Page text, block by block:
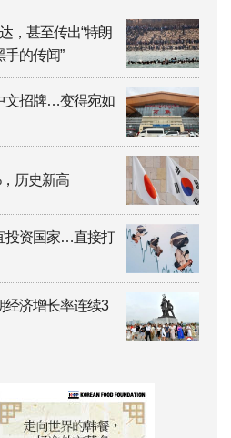
，甚至传出“特朗
的传闻”
文招牌…变得宛如
历史新高
投资国家…直接打
济增长率连续3